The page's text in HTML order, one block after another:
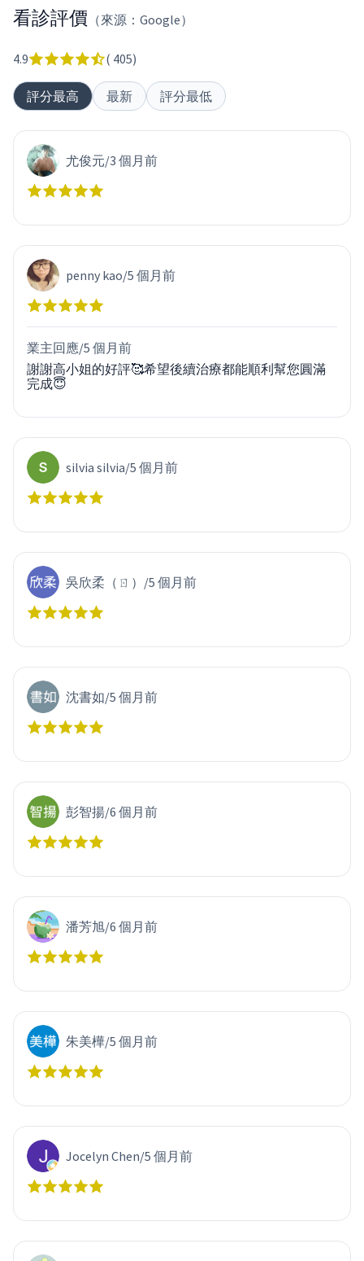
看診評價 （來源：Google）
4.9 ( 405)
評分最高 最新 評分最低
尤俊元/3 個月前
penny kao/5 個月前
業主回應/5 個月前
謝謝高小姐的好評🥰希望後續治療都能順利幫您圓滿
完成😇
silvia silvia/5 個月前
吳欣柔（ㄖ） /5 個月前
沈書如/5 個月前
彭智揚/6 個月前
潘芳旭/6 個月前
朱美樺/5 個月前
Jocelyn Chen/5 個月前